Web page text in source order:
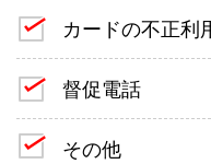
カードの不正利
督促電話
その他